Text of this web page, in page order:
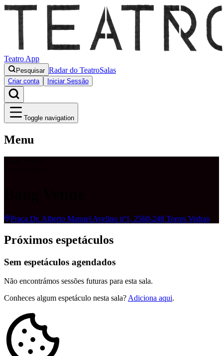
Teatro App
Pesquisar Radar do TeatroSalas
Criar conta Iniciar Sessão
Toggle navigation
Menu
Praça Dr. Alberto Manuel Avelino nº1, 2560-248 Torres Vedras
Próximos espetáculos
Sem espetáculos agendados
Não encontrámos sessões futuras para esta sala.
Conheces algum espetáculo nesta sala? Adiciona aqui.